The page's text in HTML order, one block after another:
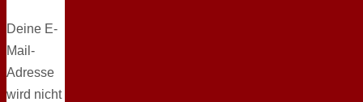
Deine E-
Mail-
Adresse
wird nicht